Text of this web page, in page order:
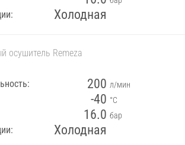
Холодная
осушитель Remeza
200 л/мин
-40 °С
16.0 бар
Холодная